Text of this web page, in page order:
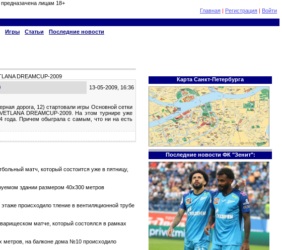
лицам 18+
Главная | Регистрация | Войти
Игры Статьи Последние новости
DREAMCUP-2009
13-05-2009, 16:36
дорога, 12) стартовали игры Основной сетки
DREAMCUP-2009. На этом турнире уже
года. Причем обыграла с самым, что ни на есть
матч, который состоится уже в пятницу,
здании размером 40х300 метров
происходило тление в вентиляционной трубе
матче, который состоялся в рамках
метров, на балконе дома №10 происходило
Карта Санкт-Петербурга
Последние новости ФК "Зенит":